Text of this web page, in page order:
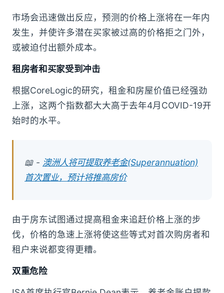
市场会迅速做出反应，预测的价格上涨将在一年内
发生，并使许多潜在买家被过高的价格拒之门外，
或被迫付出额外成本。
租房者和买家受到冲击
根据CoreLogic的研究，租金和房屋价值已经强劲
上涨，这两个指数都大大高于去年4月COVID-19开
始时的水平。
📖 - 澳洲人将可提取养老金(Superannuation)
首次置业，预计将推高房价
由于房东试图通过提高租金来追赶价格上涨的步
伐，价格的急速上涨将使这些等式对首次购房者和
租户来说都变得更糟。
双重危险